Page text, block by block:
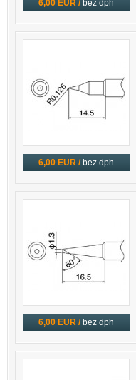
6,00 EUR / bez dph
6,00 EUR / bez dph
6,00 EUR / bez dph